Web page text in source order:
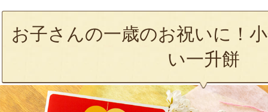
お子さんの一歳のお祝いに！
い一升餅